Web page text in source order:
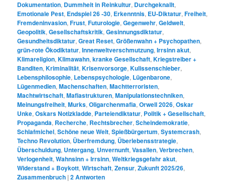
Dokumentation, Dummheit in Reinkultur, Durchgeknallt,
Emotionale Pest, Endspiel 26 -30, Erkenntnis, EU-Diktatur,Freiheit,
Fremdeninvasion,Frust,Futurologie,Gegenwehr,Geldwelt,
Geopolitik,Gesellschaftskritik,Gesinnungsdiktatur,
Gesundheitsdiktatur,Great Reset,Größenwahn + Psychopathen,
grün-rote Ökodiktatur,Innenweltverschmutzung,Irrsinn akut,
Klimareligion,Klimawahn,kranke Gesellschaft,Kriegstreiber +
Banditen,Kriminalität,Krisenvorsorge,Kulissenschieber,
Lebensphilosophie, Lebenspsychologie, Lügenbarone,
Lügenmedien,Machenschaften,Machtterroristen,
Machtwirtschaft,Mafiastrukturen,Manipulationstechniken,
Meinungsfreiheit,Murks,Oligarchenmafia,Orwell 2026,Oskar
Unke,Oskars Notizkladde, Parteiendiktatur, Politik + Gesellschaft,
Propaganda, Recherche, Rechtsbrecher,Scheindemokratie,
Schlafmichel,Schöne neue Welt,Spießbürgertum,Systemcrash,
Techno Revolution, Überfremdung, Überlebensstrategie,
Überschuldung, Untergang, Unvernunft,Vasallen,Verbrechen,
Verlogenheit,Wahnsinn + Irrsinn,Weltkriegsgefahr akut,
Widerstand + Boykott,Wirtschaft,Zensur,Zukunft 2025/26,
Zusammenbruch |2Antworten